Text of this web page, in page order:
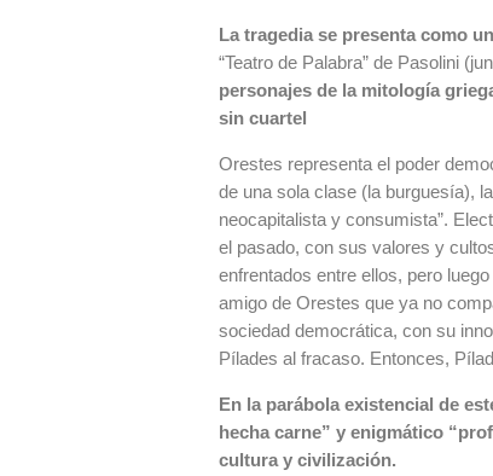
La tragedia se presenta como
“Teatro de Palabra” de Pasolini
personajes de la mitología
sin cuartel
Orestes representa el poder
de una sola clase (la burguesía),
neocapitalista y consumista”.
el pasado, con sus valores y
enfrentados entre ellos, pero
amigo de Orestes que ya no
sociedad democrática, con su
Pílades al fracaso. Entonces,
En la parábola existencial de
hecha carne” y enigmático
cultura y civilización.